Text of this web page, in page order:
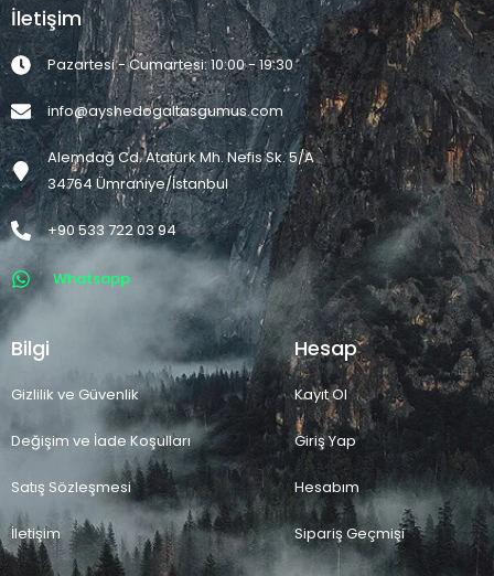
İletişim
Pazartesi - Cumartesi: 10:00 - 19:30
info@ayshedogaltasgumus.com
Alemdağ Cd. Atatürk Mh. Nefis Sk. 5/A
34764 Ümraniye/İstanbul
+90 533 722 03 94
Whatsapp
Bilgi
Gizlilik ve Güvenlik
Değişim ve İade Koşulları
Satış Sözleşmesi
İletişim
Hesap
Kayıt Ol
Giriş Yap
Hesabım
Sipariş Geçmişi